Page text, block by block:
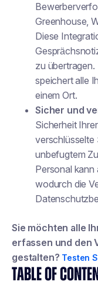
TABLE OF
Greenhouse,
Diese
zu
speichert alle
einem Ort.
Sicher und
Sicherheit
verschlüsselte
unbefugtem
Personal
wodurch die
Sie möchten alle
erfassen und den
gestalten? Testen